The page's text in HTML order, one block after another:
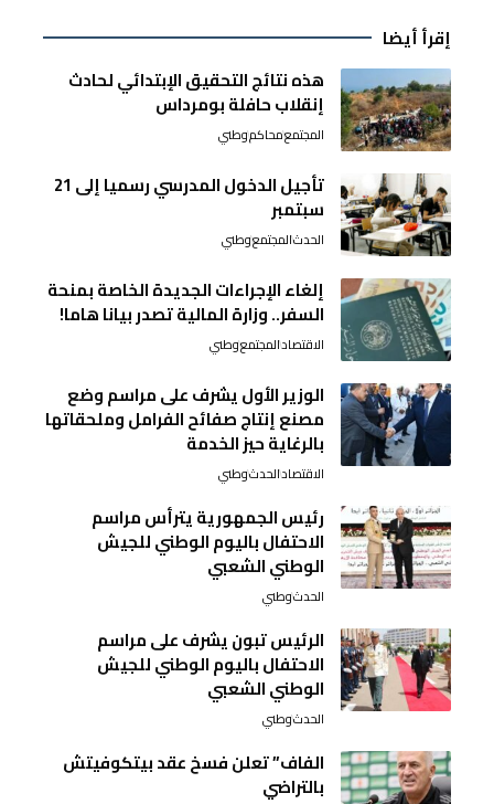
إقرأ أيضا
هذه نتائج التحقيق الإبتدائي لحادث
إنقلاب حافلة بومرداس
المجتمعمحاكموطني
تأجيل الدخول المدرسي رسميا إلى 21
سبتمبر
الحدثالمجتمعوطني
إلغاء الإجراءات الجديدة الخاصة بمنحة
السفر.. وزارة المالية تصدر بيانا هاما!
الاقتصادالمجتمعوطني
الوزير الأول يشرف على مراسم وضع
مصنع إنتاج صفائح الفرامل وملحقاتها
بالرغاية حيز الخدمة
الاقتصادالحدثوطني
رئيس الجمهورية يترأس مراسم
الاحتفال باليوم الوطني للجيش
الوطني الشعبي
الحدثوطني
الرئيس تبون يشرف على مراسم
الاحتفال باليوم الوطني للجيش
الوطني الشعبي
الحدثوطني
الفاف” تعلن فسخ عقد بيتكوفيتش
بالتراضي